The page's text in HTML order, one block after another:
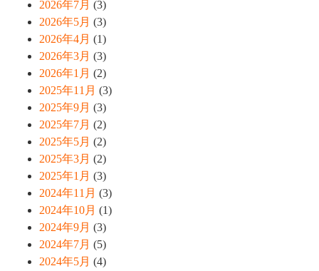
2026年7月 (3)
2026年5月 (3)
2026年4月 (1)
2026年3月 (3)
2026年1月 (2)
2025年11月 (3)
2025年9月 (3)
2025年7月 (2)
2025年5月 (2)
2025年3月 (2)
2025年1月 (3)
2024年11月 (3)
2024年10月 (1)
2024年9月 (3)
2024年7月 (5)
2024年5月 (4)